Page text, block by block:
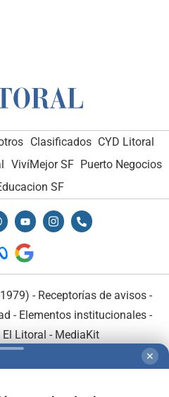
Clasificados CYD Litoral
VivíMejor SF Puerto Negocios
SF
- Receptorías de avisos -
- Elementos institucionales-
Litoral - MediaKit
✕